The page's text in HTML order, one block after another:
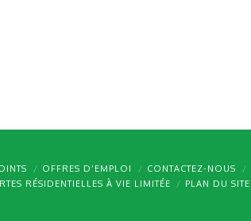
OFFRES D’EMPLOI CONTACTEZ-NOUS
RÉSIDENTIELLES À VIE LIMITÉE PLAN DU SITE